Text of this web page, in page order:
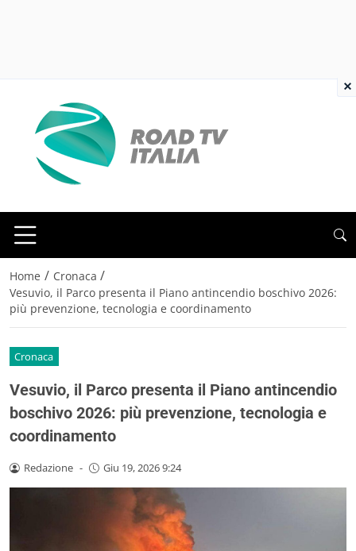
Home / Cronaca /
Vesuvio, il Parco presenta il Piano antincendio boschivo 2026:
più prevenzione, tecnologia e coordinamento
Cronaca
Vesuvio, il Parco presenta il Piano antincendio
boschivo 2026: più prevenzione, tecnologia e
coordinamento
Redazione - Giu 19, 2026 9:24
×